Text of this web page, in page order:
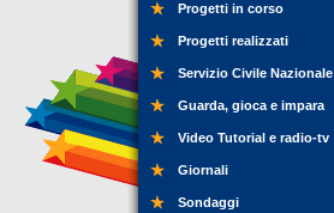
Progetti in corso
Progetti realizzati
Servizio Civile Nazionale
Guarda, gioca e impara
Video Tutorial e radio-tv
Giornali
Sondaggi